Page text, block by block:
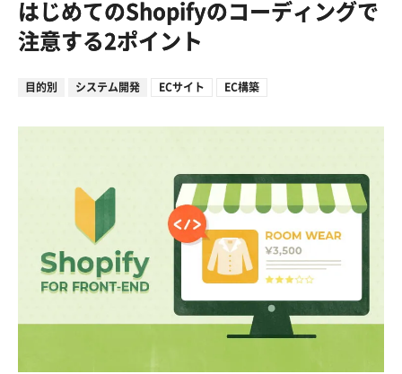
はじめてのShopifyのコーディングで
注意する2ポイント
目的別 システム開発 ECサイト EC構築